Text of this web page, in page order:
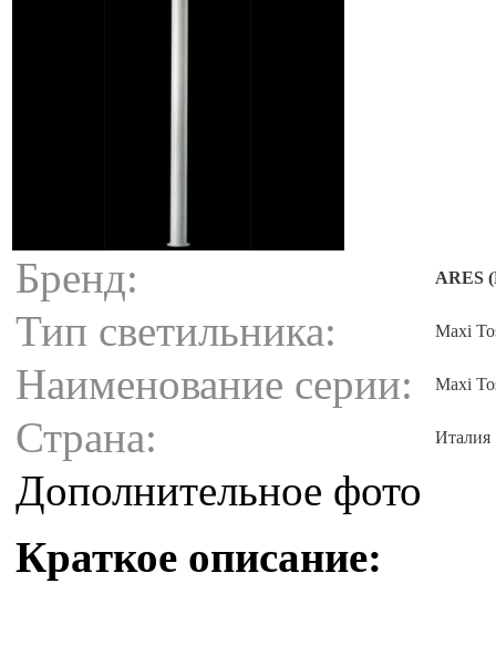
Бренд: ARES
Тип светильника: Maxi
Наименование серии: Maxi
Страна: Италия
Дополнительное фото
Краткое описание: